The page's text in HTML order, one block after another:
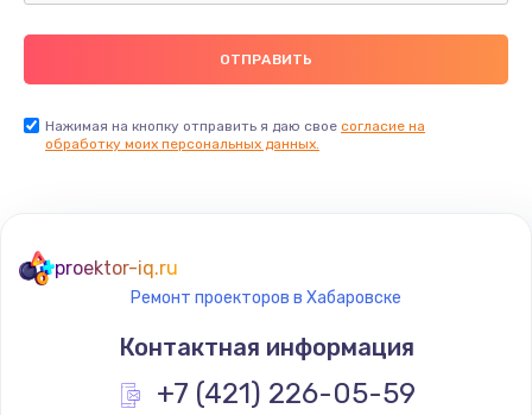
Нажимая на кнопку отправить я даю свое согласие на
обработку моих персональных данных.
proektor-iq.ru
Ремонт проекторов в Хабаровске
Контактная информация
+7 (421) 226-05-59